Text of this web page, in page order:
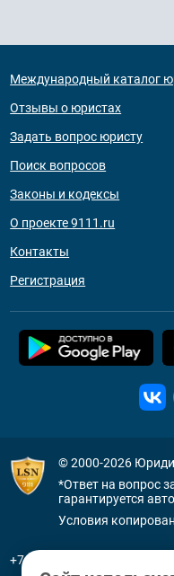
Международный каталог
Отзывы о юристах
Задать вопрос юристу
Поиск вопросов
Законы и кодексы
О проекте 9111.ru
Контакты
Регистрация
© 2000-2026
*Ответ на вопрос
гарантируется
Условия
+7 (800) 505-91-11